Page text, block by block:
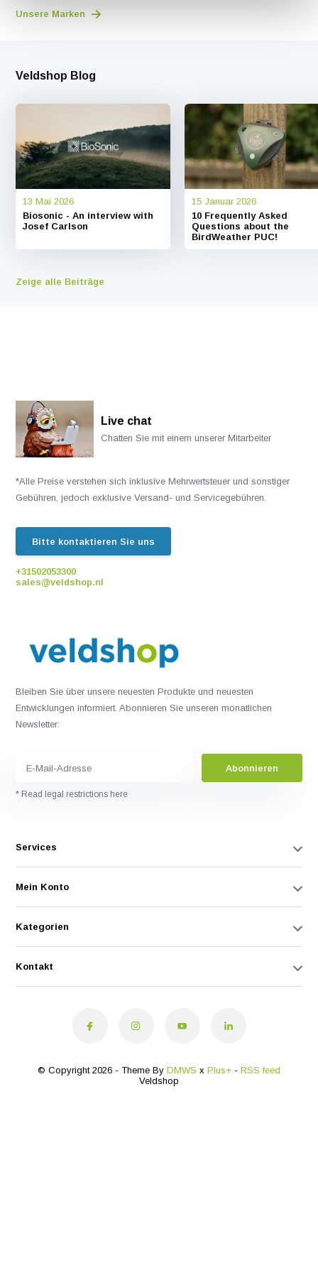
Unsere Marken
Veldshop Blog
Zeige alle Beiträge
13 Mai 2026
Biosonic - An interview with
Josef Carlson
15 Januar 2026
10 Frequently Asked
Questions about the
BirdWeather PUC!
Live chat
Chatten Sie mit einem unserer Mitarbeiter
*Alle Preise verstehen sich inklusive Mehrwertsteuer und sonstiger
Gebühren, jedoch exklusive Versand- und Servicegebühren.
Bitte kontaktieren Sie uns
+31502053300
sales@veldshop.nl
Bleiben Sie über unsere neuesten Produkte und neuesten
Entwicklungen informiert. Abonnieren Sie unseren monatlichen
Newsletter:
Abonnieren
* Read legal restrictions here
Services
Mein Konto
Kategorien
Kontakt
© Copyright 2026 - Theme By DMWS x Plus+ - RSS feed
Veldshop